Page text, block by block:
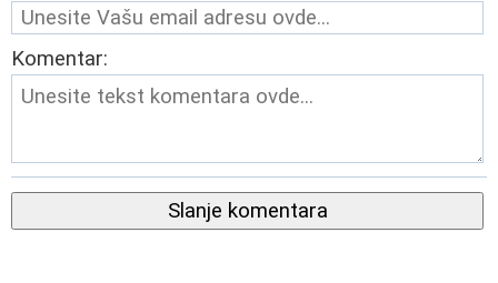
Komentar:
Slanje komentara